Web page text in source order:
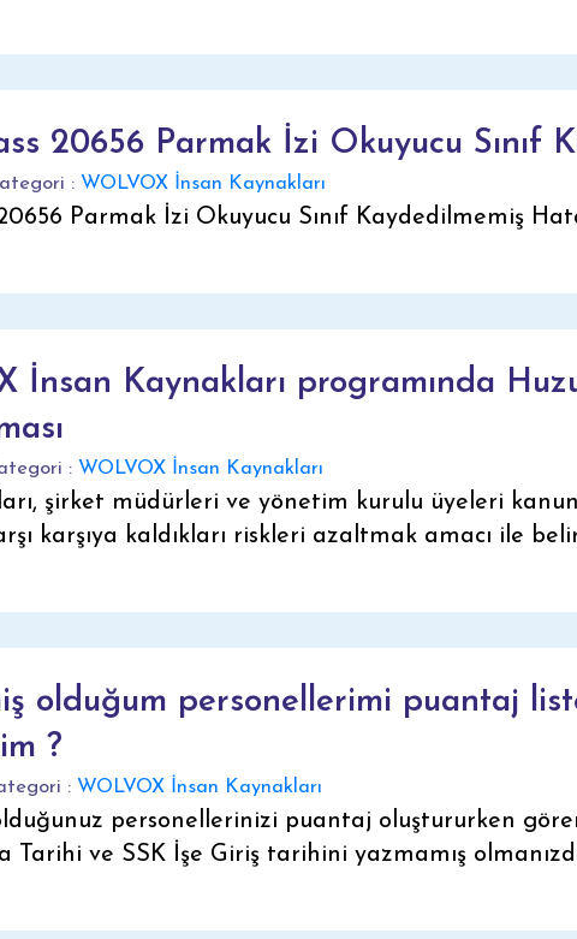
20656 Parmak İzi Okuyucu Sınıf
: WOLVOX İnsan Kaynakları
Parmak İzi Okuyucu Sınıf Kaydedilmemiş
İnsan Kaynakları programında
: WOLVOX İnsan Kaynakları
şirket müdürleri ve yönetim kurulu üyeleri
karşıya kaldıkları riskleri azaltmak amacı ile
olduğum personellerimi puantaj
?
: WOLVOX İnsan Kaynakları
personellerinizi puantaj oluştururken
Tarihi ve SSK İşe Giriş tarihini yazmamış